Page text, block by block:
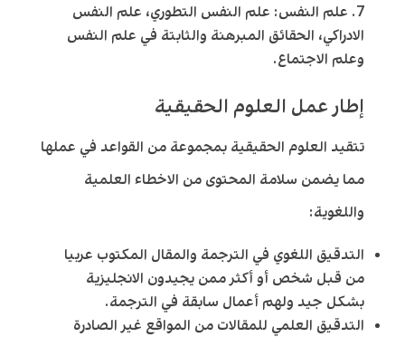
علم النفس: علم النفس التطوري، علم النفس
الادراكي، الحقائق المبرهنة والثابتة في علم النفس
وعلم الاجتماع.
إطار عمل العلوم الحقيقية
تتقيد العلوم الحقيقية بمجموعة من القواعد في عملها
مما يضمن سلامة المحتوى من الاخطاء العلمية
واللغوية:
التدقيق اللغوي في الترجمة والمقال المكتوب عربيا
من قبل شخص أو أكثر ممن يجيدون الانجليزية
بشكل جيد ولهم أعمال سابقة في الترجمة.
التدقيق العلمي للمقالات من المواقع غير الصادرة